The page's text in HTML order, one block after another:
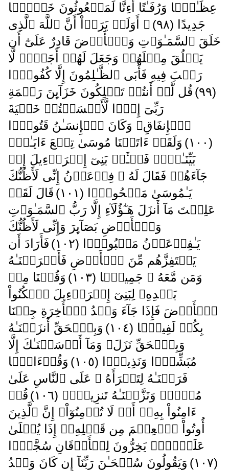
عِظَـٰمً۬ا وَرُفَـٰتًا أَءِنَّا لَمَبۡعُوثُونَ خَلۡقً۬ا
جَدِيدًا ( ٩٨ )
۞ أَوَلَمۡ يَرَوۡاْ أَنَّ ٱللَّهَ ٱلَّذِى
خَلَقَ ٱلسَّمَـٰوَٲتِ وَٱلۡأَرۡضَ قَادِرٌ عَلَىٰٓ أَن
يَخۡلُقَ مِثۡلَهُمۡ وَجَعَلَ لَهُمۡ أَجَلاً۬ لَّا
رَيۡبَ فِيهِ فَأَبَى ٱلظَّـٰلِمُونَ إِلَّا كُفُورً۬ا
( ٩٩ )
قُل لَّوۡ أَنتُمۡ تَمۡلِكُونَ خَزَآٮِٕنَ رَحۡمَةِ
رَبِّىٓ إِذً۬ا لَّأَمۡسَكۡتُمۡ خَشۡيَةَ
ٱلۡإِنفَاقِ‌ۚ وَكَانَ ٱلۡإِنسَـٰنُ قَتُورً۬ا
( ١٠٠ )
وَلَقَدۡ ءَاتَيۡنَا مُوسَىٰ تِسۡعَ ءَايَـٰتِۭ
بَيِّنَـٰتٍ۬‌ۖ فَسۡـَٔلۡ بَنِىٓ إِسۡرَٲٓءِيلَ إِذۡ
جَآءَهُمۡ فَقَالَ لَهُ ۥ فِرۡعَوۡنُ إِنِّى لَأَظُنُّكَ
يَـٰمُوسَىٰ مَسۡحُورً۬ا ( ١٠١ )
قَالَ لَقَدۡ
عَلِمۡتَ مَآ أَنزَلَ هَـٰٓؤُلَآءِ إِلَّا رَبُّ ٱلسَّمَـٰوَٲتِ
وَٱلۡأَرۡضِ بَصَآٮِٕرَ وَإِنِّى لَأَظُنُّكَ
يَـٰفِرۡعَوۡنُ مَثۡبُورً۬ا ( ١٠٢ )
فَأَرَادَ أَن
يَسۡتَفِزَّهُم مِّنَ ٱلۡأَرۡضِ فَأَغۡرَقۡنَـٰهُ
وَمَن مَّعَهُ ۥ جَمِيعً۬ا ( ١٠٣ )
وَقُلۡنَا مِنۢ
بَعۡدِهِۦ لِبَنِىٓ إِسۡرَٲٓءِيلَ ٱسۡكُنُواْ
ٱلۡأَرۡضَ فَإِذَا جَآءَ وَعۡدُ ٱلۡأَخِرَةِ جِئۡنَا
بِكُمۡ لَفِيفً۬ا ( ١٠٤ )
وَبِٱلۡحَقِّ أَنزَلۡنَـٰهُ
وَبِٱلۡحَقِّ نَزَلَ‌ۗ وَمَآ أَرۡسَلۡنَـٰكَ إِلَّا
مُبَشِّرً۬ا وَنَذِيرً۬ا ( ١٠٥ )
وَقُرۡءَانً۬ا
فَرَقۡنَـٰهُ لِتَقۡرَأَهُ ۥ عَلَى ٱلنَّاسِ عَلَىٰ
مُكۡثٍ۬ وَنَزَّلۡنَـٰهُ تَنزِيلاً۬ ( ١٠٦ )
قُلۡ
ءَامِنُواْ بِهِۦۤ أَوۡ لَا تُؤۡمِنُوٓاْ‌ۚ إِنَّ ٱلَّذِينَ
أُوتُواْ ٱلۡعِلۡمَ مِن قَبۡلِهِۦۤ إِذَا يُتۡلَىٰ
عَلَيۡہِمۡ يَخِرُّونَ لِلۡأَذۡقَانِ سُجَّدً۬ا
( ١٠٧ )
وَيَقُولُونَ سُبۡحَـٰنَ رَبِّنَآ إِن كَانَ وَعۡدُ